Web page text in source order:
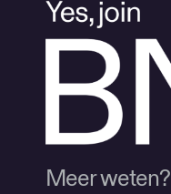
Meer weten?